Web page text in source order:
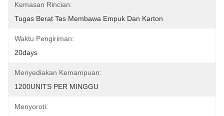
Kemasan Rincian:
Tugas Berat Tas Membawa Empuk Dan Karton
Waktu Pengiriman:
20days
Menyediakan Kemampuan:
1200UNITS PER MINGGU
Menyoroti: